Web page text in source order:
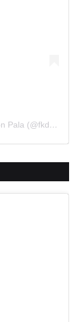
Sebuah kiriman dibagikan oleh FKDM Kebon Pala (@fkdm_kebonpala)